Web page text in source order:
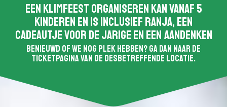
Een klimfeest organiseren kan vanaf 5
kinderen en is inclusief ranja, een
cadeautje voor de jarige en een aandenken
Benieuwd of we nog plek hebben? Ga dan naar de
ticketpagina van de desbetreffende locatie.